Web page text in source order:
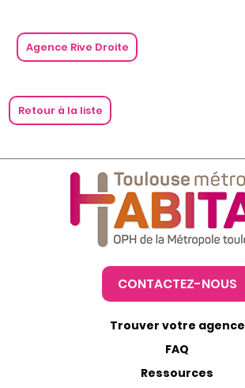
Agence Rive Droite
Retour à la liste
CONTACTEZ-NOUS
Trouver votre agence
FAQ
Ressources